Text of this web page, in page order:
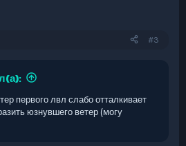
#3
первого лвл слабо отталкивает
юзнувшего ветер (могу